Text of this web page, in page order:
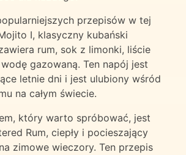
przepisów w tej
I, klasyczny kubański
rum, sok z limonki, liście
gazowaną. Ten napój jest
letnie dni i jest ulubiony wśród
na całym świecie.
który warto spróbować, jest
Rum, ciepły i pocieszający
zimowe wieczory. Ten przepis